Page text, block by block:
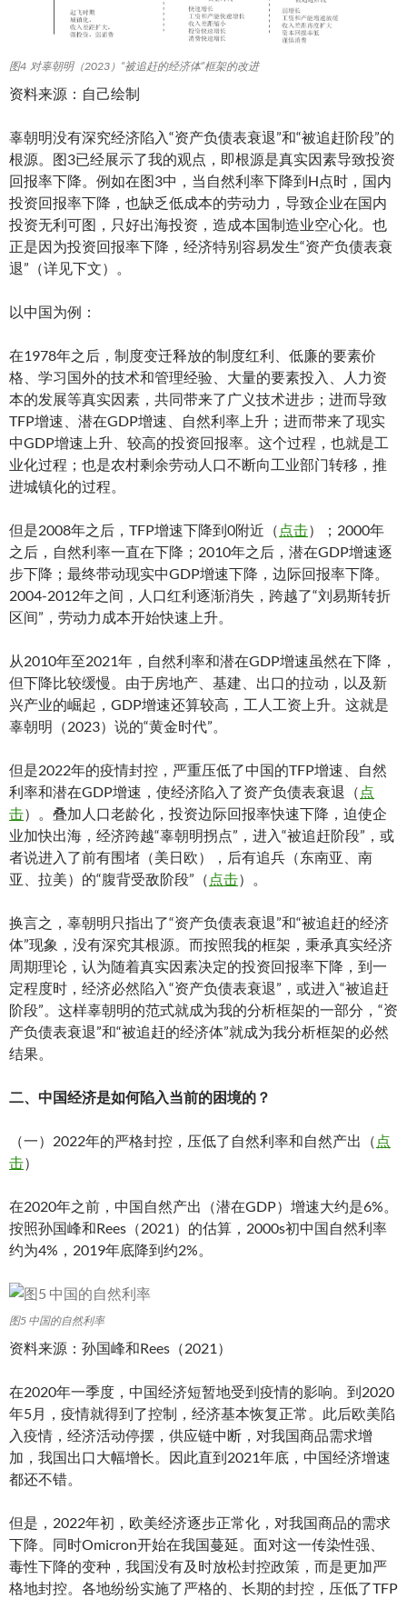
图4 对辜朝明（2023）“被追赶的经济体”框架的改进
资料来源：自己绘制
辜朝明没有深究经济陷入“资产负债表衰退”和“被追赶阶段”的
根源。图3已经展示了我的观点，即根源是真实因素导致投资
回报率下降。例如在图3中，当自然利率下降到H点时，国内
投资回报率下降，也缺乏低成本的劳动力，导致企业在国内
投资无利可图，只好出海投资，造成本国制造业空心化。也
正是因为投资回报率下降，经济特别容易发生“资产负债表衰
退”（详见下文）。
以中国为例：
在1978年之后，制度变迁释放的制度红利、低廉的要素价
格、学习国外的技术和管理经验、大量的要素投入、人力资
本的发展等真实因素，共同带来了广义技术进步；进而导致
TFP增速、潜在GDP增速、自然利率上升；进而带来了现实
中GDP增速上升、较高的投资回报率。这个过程，也就是工
业化过程；也是农村剩余劳动人口不断向工业部门转移，推
进城镇化的过程。
但是2008年之后，TFP增速下降到0附近（ 点击）；2000年
之后，自然利率一直在下降；2010年之后，潜在GDP增速逐
步下降；最终带动现实中GDP增速下降，边际回报率下降。
2004-2012年之间，人口红利逐渐消失，跨越了“刘易斯转折
区间”，劳动力成本开始快速上升。
从2010年至2021年，自然利率和潜在GDP增速虽然在下降，
但下降比较缓慢。由于房地产、基建、出口的拉动，以及新
兴产业的崛起，GDP增速还算较高，工人工资上升。这就是
辜朝明（2023）说的“黄金时代”。
但是2022年的疫情封控，严重压低了中国的TFP增速、自然
利率和潜在GDP增速，使经济陷入了资产负债表衰退（ 点
击）。叠加人口老龄化，投资边际回报率快速下降，迫使企
业加快出海，经济跨越“辜朝明拐点”，进入“被追赶阶段”，或
者说进入了前有围堵（美日欧），后有追兵（东南亚、南
亚、拉美）的“腹背受敌阶段”（ 点击）。
换言之，辜朝明只指出了“资产负债表衰退”和“被追赶的经济
体”现象，没有深究其根源。而按照我的框架，秉承真实经济
周期理论，认为随着真实因素决定的投资回报率下降，到一
定程度时，经济必然陷入“资产负债表衰退”，或进入“被追赶
阶段”。这样辜朝明的范式就成为我的分析框架的一部分，“资
产负债表衰退”和“被追赶的经济体”就成为我分析框架的必然
结果。
二、中国经济是如何陷入当前的困境的？
（一）2022年的严格封控，压低了自然利率和自然产出（ 点
击）
在2020年之前，中国自然产出（潜在GDP）增速大约是6%。
按照孙国峰和Rees（2021）的估算，2000s初中国自然利率
约为4%，2019年底降到约2%。
图5 中国的自然利率
资料来源：孙国峰和Rees（2021）
在2020年一季度，中国经济短暂地受到疫情的影响。到2020
年5月，疫情就得到了控制，经济基本恢复正常。此后欧美陷
入疫情，经济活动停摆，供应链中断，对我国商品需求增
加，我国出口大幅增长。因此直到2021年底，中国经济增速
都还不错。
但是，2022年初，欧美经济逐步正常化，对我国商品的需求
下降。同时Omicron开始在我国蔓延。面对这一传染性强、
毒性下降的变种，我国没有及时放松封控政策，而是更加严
格地封控。各地纷纷实施了严格的、长期的封控，压低了TFP